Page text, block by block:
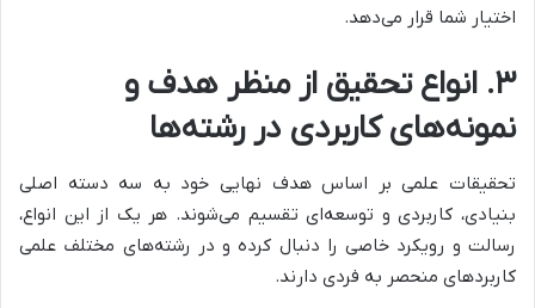
اختیار شما قرار می‌دهد.
۳. انواع تحقیق از منظر هدف و
نمونه‌های کاربردی در رشته‌ها
تحقیقات علمی بر اساس هدف نهایی خود به سه دسته اصلی
بنیادی، کاربردی و توسعه‌ای تقسیم می‌شوند. هر یک از این انواع،
رسالت و رویکرد خاصی را دنبال کرده و در رشته‌های مختلف علمی
کاربردهای منحصر به فردی دارند.